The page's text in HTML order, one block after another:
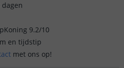
9.2/10
en tijdstip
met ons op!